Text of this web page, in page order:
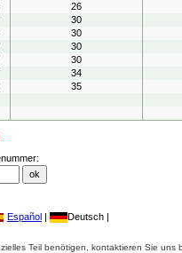
26
30
30
30
30
34
35
Español | Deutsch |
Teil benötigen, kontaktieren Sie uns